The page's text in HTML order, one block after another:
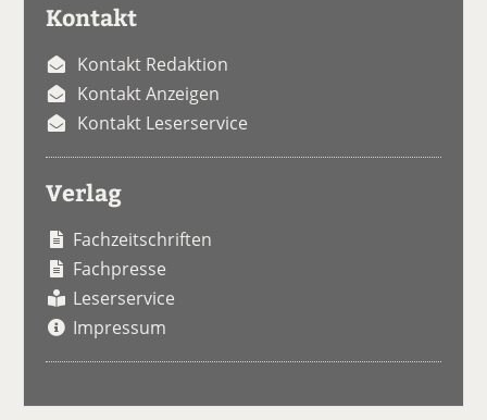
Kontakt
Kontakt Redaktion
Kontakt Anzeigen
Kontakt Leserservice
Verlag
Fachzeitschriften
Fachpresse
Leserservice
Impressum